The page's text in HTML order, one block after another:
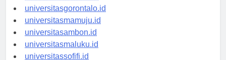
universitaskendari.id
universitasgorontalo.id
universitasmamuju.id
universitasambon.id
universitasmaluku.id